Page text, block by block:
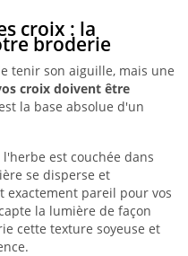
croix : la
broderie
tenir son aiguille, mais une
croix doivent être
la base absolue d'un
est couchée dans
se disperse et
exactement pareil pour vos
la lumière de façon
cette texture soyeuse et